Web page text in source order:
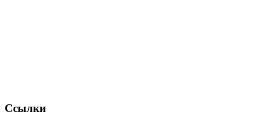
Ссылки